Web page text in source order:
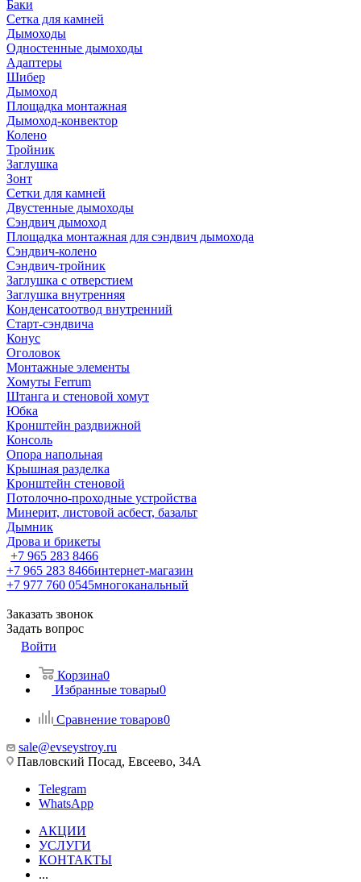
Баки
Сетка для камней
Дымоходы
Одностенные дымоходы
Адаптеры
Шибер
Дымоход
Площадка монтажная
Дымоход-конвектор
Колено
Тройник
Заглушка
Зонт
Сетки для камней
Двустенные дымоходы
Сэндвич дымоход
Площадка монтажная для сэндвич дымохода
Сэндвич-колено
Сэндвич-тройник
Заглушка с отверстием
Заглушка внутренняя
Конденсатоотвод внутренний
Старт-сэндвича
Конус
Оголовок
Монтажные элементы
Хомуты Ferrum
Штанга и стеновой хомут
Юбка
Кронштейн раздвижной
Консоль
Опора напольная
Крышная разделка
Кронштейн стеновой
Потолочно-проходные устройства
Минерит, листовой асбест, базальт
Дымник
Дрова и брикеты
+7 965 283 8466
+7 965 283 8466интернет-магазин
+7 977 760 0545многоканальный
Заказать звонок
Задать вопрос
Войти
Корзина0
Избранные товары0
Сравнение товаров0
sale@evseystroy.ru
Павловский Посад, Евсеево, 34А
Telegram
WhatsApp
АКЦИИ
УСЛУГИ
КОНТАКТЫ
...